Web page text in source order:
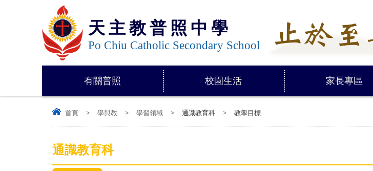
天主教普照中學
Po Chiu Catholic Secondary School
有關普照 校園生活 家長專區
首頁 > 學與教 > 學習領域 > 通識教育科 > 教學目標
通識教育科